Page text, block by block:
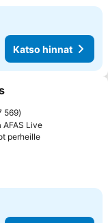
Katso hinnat
569
Live
perheilleKatso hinnat